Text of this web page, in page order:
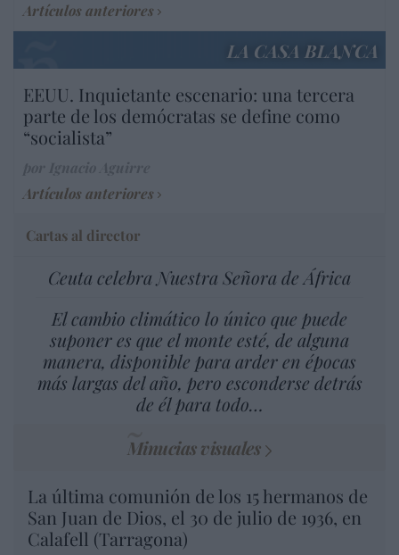
Artículos anteriores
LA CASA BLANCA
EEUU. Inquietante escenario: una tercera
parte de los demócratas se define como
“socialista”
Artículos anteriores
Cartas al director
Ceuta celebra Nuestra Señora de África
El cambio climático lo único que puede
suponer es que el monte esté, de alguna
manera, disponible para arder en épocas
más largas del año, pero esconderse detrás
de él para todo…
Minucias visuales
La última comunión de los 15 hermanos de
San Juan de Dios, el 30 de julio de 1936, en
Calafell (Tarragona)